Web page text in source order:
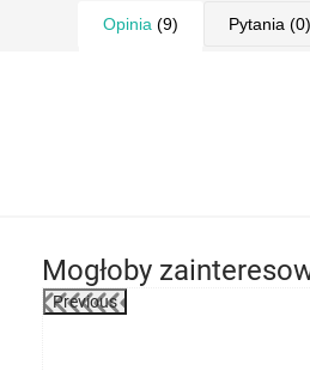
Opinia (9) Pytania (0)
Mogłoby
Previous